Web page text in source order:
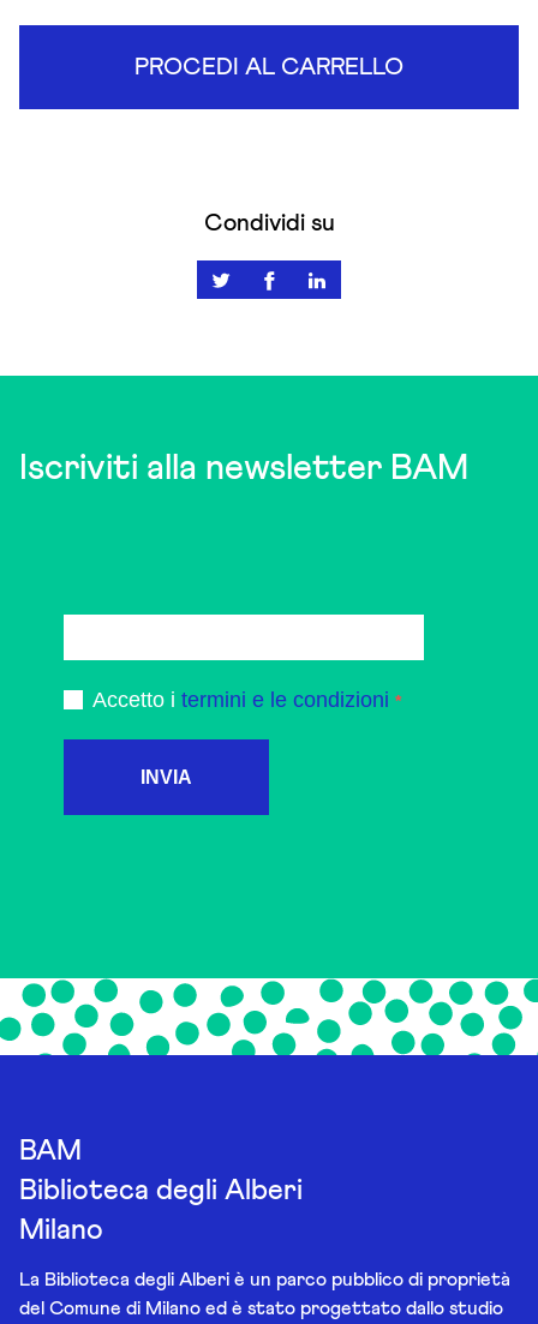
PROCEDI AL CARRELLO
Condividi su
Iscriviti alla newsletter BAM
Accetto i termini e le condizioni
INVIA
BAM
Biblioteca degli Alberi
Milano
La Biblioteca degli Alberi è un parco pubblico di proprietà
del Comune di Milano ed è stato progettato dallo studio